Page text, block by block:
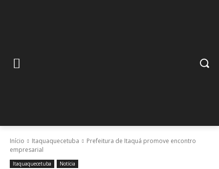
Início Itaquaquecetuba
Prefeitura de Itaquá promove encontro
empresarial
Itaquaquecetuba Notícia